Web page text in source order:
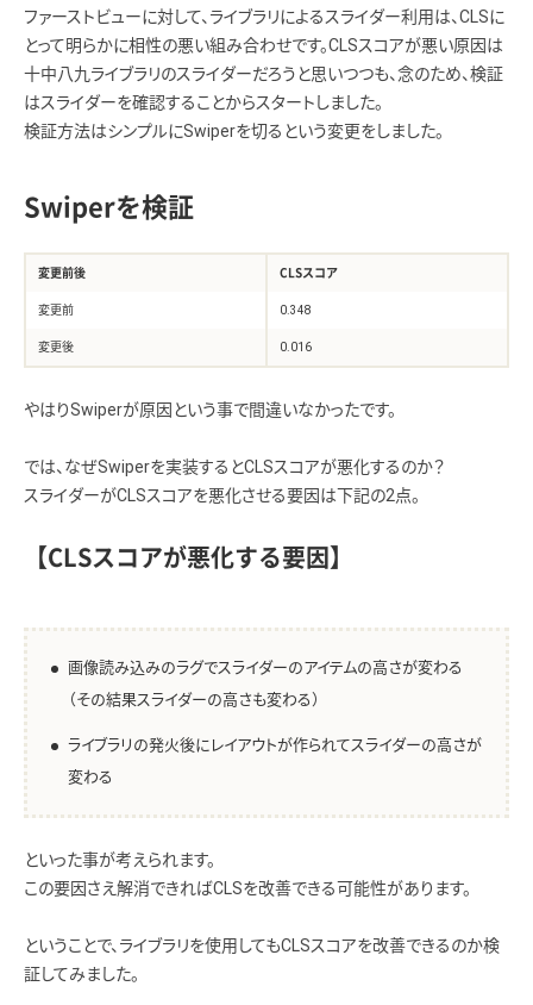
ファーストビューに対して、ライブラリによるスライダー利用は、CLSに
とって明らかに相性の悪い組み合わせです。CLSスコアが悪い原因は
十中八九ライブラリのスライダーだろうと思いつつも、念のため、検証
はスライダーを確認することからスタートしました。
検証方法はシンプルにSwiperを切るという変更をしました。
Swiperを検証
変更前後 CLSスコア
変更前 0.348
変更後 0.016
やはりSwiperが原因という事で間違いなかったです。
では、なぜSwiperを実装するとCLSスコアが悪化するのか？
スライダーがCLSスコアを悪化させる要因は下記の2点。
【CLSスコアが悪化する要因】
画像読み込みのラグでスライダーのアイテムの高さが変わる
（その結果スライダーの高さも変わる）
ライブラリの発火後にレイアウトが作られてスライダーの高さが
変わる
といった事が考えられます。
この要因さえ解消できればCLSを改善できる可能性があります。
ということで、ライブラリを使用してもCLSスコアを改善できるのか検
証してみました。